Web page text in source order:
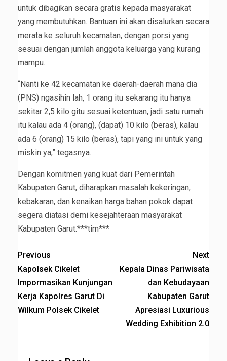
untuk dibagikan secara gratis kepada masyarakat
yang membutuhkan. Bantuan ini akan disalurkan secara
merata ke seluruh kecamatan, dengan porsi yang
sesuai dengan jumlah anggota keluarga yang kurang
mampu.
“Nanti ke 42 kecamatan ke daerah-daerah mana dia
(PNS) ngasihin lah, 1 orang itu sekarang itu hanya
sekitar 2,5 kilo gitu sesuai ketentuan, jadi satu rumah
itu kalau ada 4 (orang), (dapat) 10 kilo (beras), kalau
ada 6 (orang) 15 kilo (beras), tapi yang ini untuk yang
miskin ya,” tegasnya.
Dengan komitmen yang kuat dari Pemerintah
Kabupaten Garut, diharapkan masalah kekeringan,
kebakaran, dan kenaikan harga bahan pokok dapat
segera diatasi demi kesejahteraan masyarakat
Kabupaten Garut.***tim***
Previous
Kapolsek Cikelet
lmpormasikan Kunjungan
Kerja Kapolres Garut Di
Wilkum Polsek Cikelet
Next
Kepala Dinas Pariwisata
dan Kebudayaan
Kabupaten Garut
Apresiasi Luxurious
Wedding Exhibition 2.0